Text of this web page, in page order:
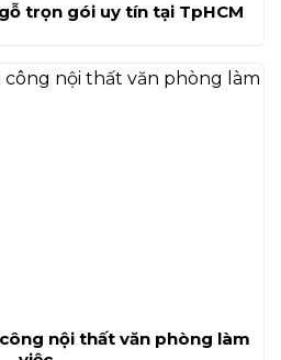
trọn gói uy tín tại TpHCM
nội thất văn phòng làm